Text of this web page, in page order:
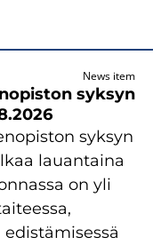
News item
syksyn
syksyn
lauantaina
on yli